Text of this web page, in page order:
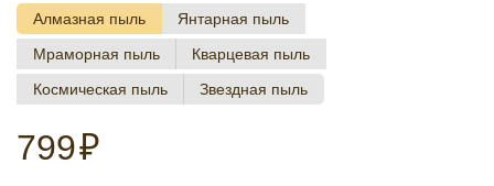
Алмазная пыль
Янтарная пыль
Мраморная пыль
Кварцевая пыль
Космическая пыль
Звездная пыль
799₽